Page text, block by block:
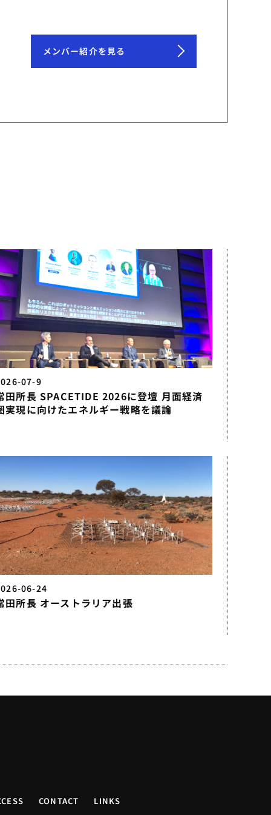
メンバー紹介を見る
07-9
田所長 SPACETIDE 2026に登壇 月面経済
実現に向けたエネルギー戦略を議論
06-24
田所長 オーストラリア出張
CONTACT LINKS